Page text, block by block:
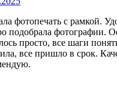
фотопечать с рамкой.
подобрала фотографии.
просто, все шаги
все пришло в срок.